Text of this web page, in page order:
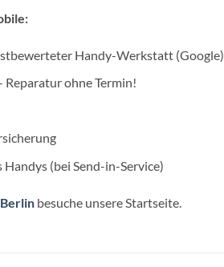
Handy-Werkstatt (Google)
Reparatur ohne Termin!
(bei Send-in-Service)
besuche unsere Startseite.